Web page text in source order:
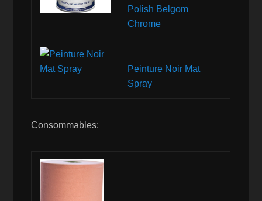
Polish Belgom
Chrome
Peinture Noir Mat
Spray
Consommables: